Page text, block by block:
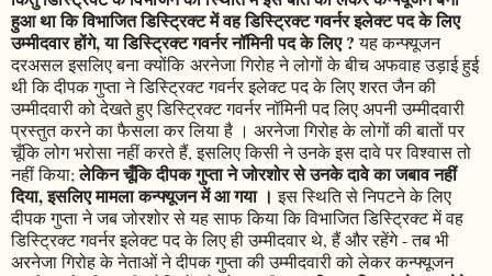
हुआ था कि विभाजित डिस्ट्रिक्ट में वह डिस्ट्रिक्ट गवर्नर इलेक्ट पद के लिए
उम्मीदवार होंगे, या डिस्ट्रिक्ट गवर्नर नॉमिनी पद के लिए ?यह कन्फ्यूजन
दरअसल इसलिए बना क्योंकि अरनेजा गिरोह ने लोगों के बीच अफवाह उड़ाई हुई
थी कि दीपक गुप्ता ने डिस्ट्रिक्ट गवर्नर इलेक्ट पद के लिए शरत जैन की
उम्मीदवारी को देखते हुए डिस्ट्रिक्ट गवर्नर नॉमिनी पद लिए अपनी उम्मीदवारी
प्रस्तुत करने का फैसला कर लिया है । अरनेजा गिरोह के लोगों की बातों पर
चूँकि लोग भरोसा नहीं करते हैं, इसलिए किसी ने उनके इस दावे पर विश्वास तो
नहीं किया;लेकिन चूँकि दीपक गुप्ता ने जोरशोर से उनके दावे का जबाव नहीं
दिया, इसलिए मामला कन्फ्यूजन में आ गया । इस स्थिति से निपटने के लिए
दीपक गुप्ता ने जब जोरशोर से यह साफ किया कि विभाजित डिस्ट्रिक्ट में वह
डिस्ट्रिक्ट गवर्नर इलेक्ट पद के लिए ही उम्मीदवार थे, हैं और रहेंगे - तब भी
अरनेजा गिरोह के नेताओं ने दीपक गुप्ता की उम्मीदवारी को लेकर कन्फ्यूजन